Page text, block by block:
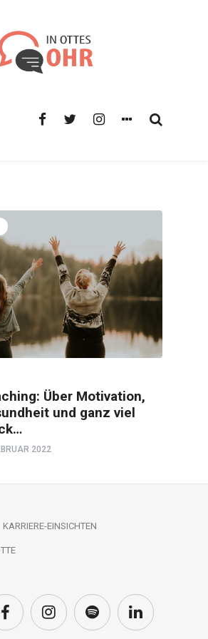
Über Motivation,
und ganz viel
2022
KARRIERE-EINSICHTEN